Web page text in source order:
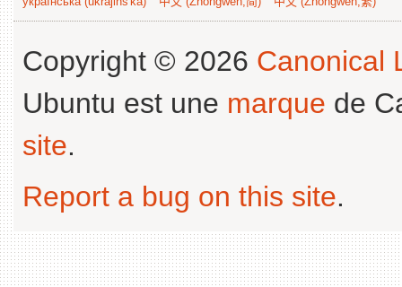
Copyright © 2026 Canonical
Ubuntu est une marque de
site.
Report a bug on this site.